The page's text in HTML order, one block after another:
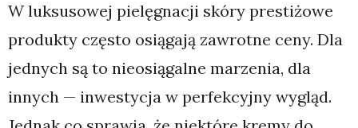
W luksusowej pielęgnacji skóry prestiżowe
produkty często osiągają zawrotne ceny. Dla
jednych są to nieosiągalne marzenia, dla
innych — inwestycja w perfekcyjny wygląd.